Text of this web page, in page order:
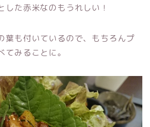
した赤米なのもうれしい！
葉も付いているので、もちろんプ
みることに。